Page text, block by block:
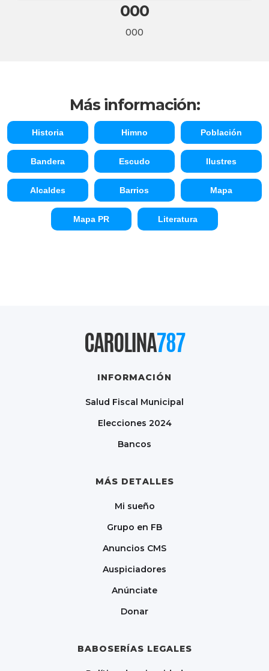
000
000
Más información:
Historia Himno Población
Bandera Escudo Ilustres
Alcaldes Barrios Mapa
Mapa PR Literatura
CAROLINA787
INFORMACIÓN
Salud Fiscal Municipal
Elecciones 2024
Bancos
MÁS DETALLES
Mi sueño
Grupo en FB
Anuncios CMS
Auspiciadores
Anúnciate
Donar
BABOSERÍAS LEGALES